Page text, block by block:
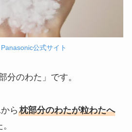
Panasonic公式サイト
分のわた」です。
ら 枕部分のわたが粒わたへ